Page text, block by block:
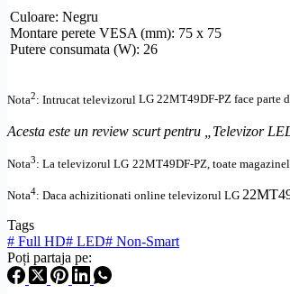
Culoare: Negru
Montare perete VESA (mm): 75 x 75
Putere consumata (W): 26
Nota2: Intrucat televizorul LG 22MT49DF-PZ face parte
Acesta este un review scurt pentru „Televizor
Nota3: La televizorul LG 22MT49DF-PZ, toate
Nota4: Daca achizitionati online televizorul LG
Tags
# Full HD# LED# Non-Smart
Poți partaja pe: